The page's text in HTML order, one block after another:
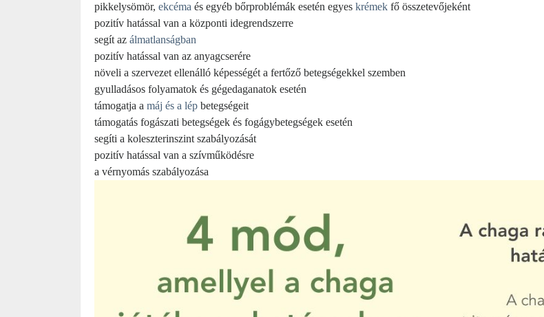
pikkelysömör, ekcéma és egyéb bőrproblémák esetén egyes krémek fő összetevőjeként
pozitív hatással van a központi idegrendszerre
segít az álmatlanságban
pozitív hatással van az anyagcserére
növeli a szervezet ellenálló képességét a fertőző betegségekkel szemben
gyulladásos folyamatok és gégedaganatok esetén
támogatja a máj és a lép betegségeit
támogatás fogászati betegségek és fogágybetegségek esetén
segíti a koleszterinszint szabályozását
pozitív hatással van a szívműködésre
a vérnyomás szabályozása